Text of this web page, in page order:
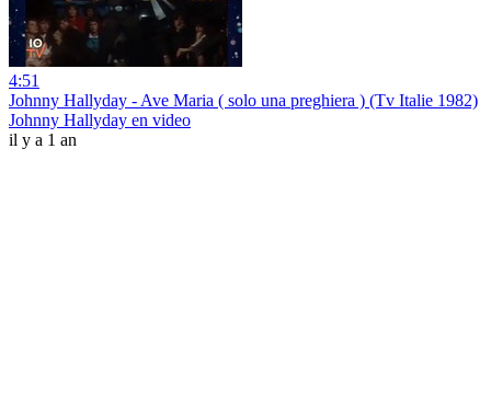
4:51
Johnny Hallyday - Ave Maria ( solo una preghiera ) (Tv Italie 1982)
Johnny Hallyday en video
il y a 1 an